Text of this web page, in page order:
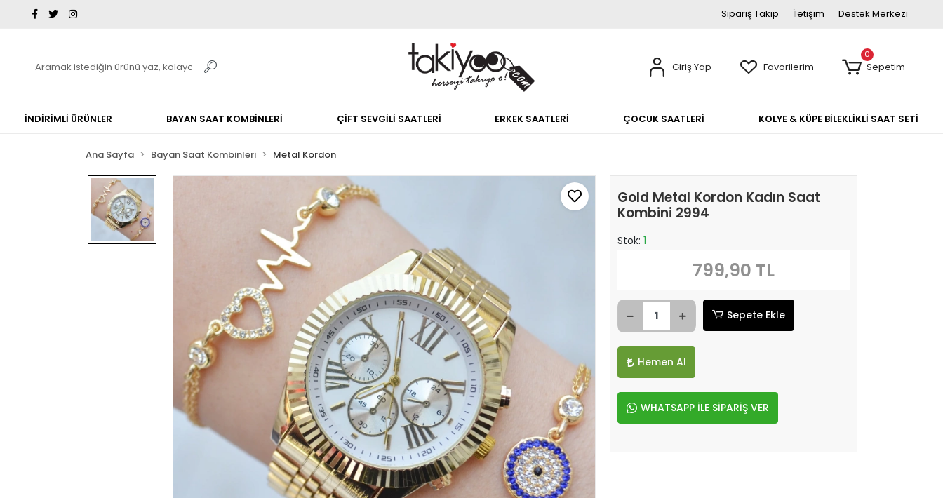
Sipariş Takip İletişim Destek Merkezi
Giriş Yap Favorilerim
0
Sepetim
İNDİRİMLİ ÜRÜNLER BAYAN SAAT KOMBİNLERİ ÇİFT SEVGİLİ SAATLERİ ERKEK SAATLERİ ÇOCUK SAATLERİ KOLYE & KÜPE BİLEKLİKLİ SAAT SETİ
Ana Sayfa Bayan Saat Kombinleri Metal Kordon
Gold Metal Kordon Kadın Saat
Kombini 2994
Stok: 1
799,90 TL
Sepete Ekle
Hemen Al
WHATSAPP İLE SİPARİŞ VER